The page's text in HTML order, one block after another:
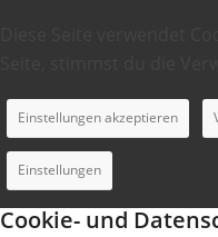
Einstellungen akzeptieren
Einstellungen
Cookie- und